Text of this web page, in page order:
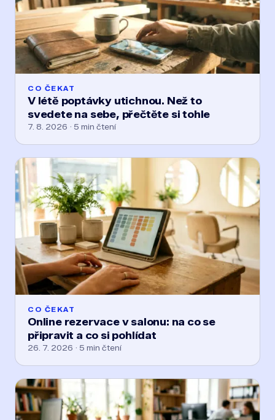
CO ČEKAT
V létě poptávky utichnou. Než to
svedete na sebe, přečtěte si tohle
7. 8. 2026 · 5 min čtení
CO ČEKAT
Online rezervace v salonu: na co se
připravit a co si pohlídat
26. 7. 2026 · 5 min čtení